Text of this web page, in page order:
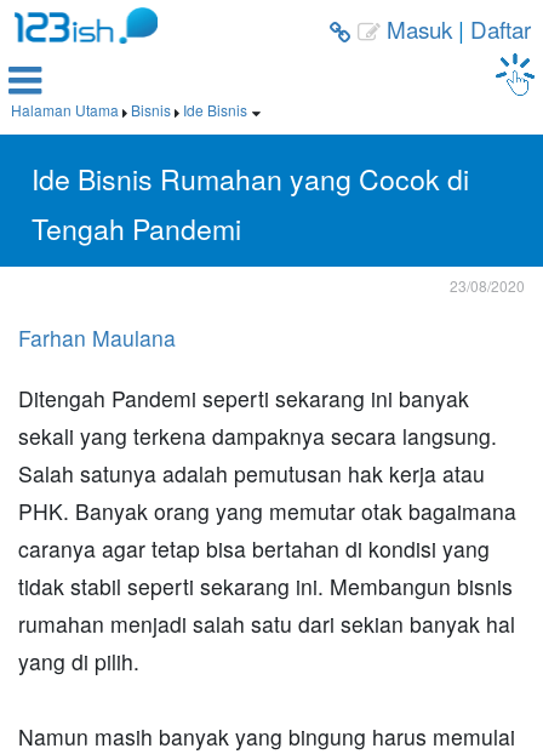
  Masuk| Daftar

Halaman Utama  Bisnis  Ide Bisnis 
Ide Bisnis Rumahan yang Cocok di
Tengah Pandemi
23/08/2020
Farhan Maulana
Ditengah Pandemi seperti sekarang ini banyak
sekali yang terkena dampaknya secara langsung.
Salah satunya adalah pemutusan hak kerja atau
PHK. Banyak orang yang memutar otak bagaimana
caranya agar tetap bisa bertahan di kondisi yang
tidak stabil seperti sekarang ini. Membangun bisnis
rumahan menjadi salah satu dari sekian banyak hal
yang di pilih.
Namun masih banyak yang bingung harus memulai